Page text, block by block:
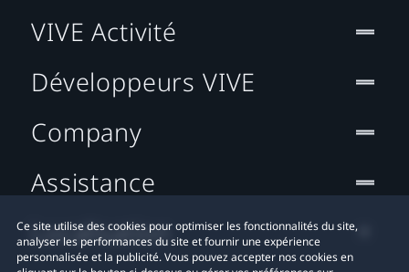
Ce site utilise des cookies pour optimiser les fonctionnalités du site,
analyser les performances du site et fournir une expérience
personnalisée et la publicité. Vous pouvez accepter nos cookies en
VIVE Activité
Développeurs VIVE
Company
Assistance
Localisation